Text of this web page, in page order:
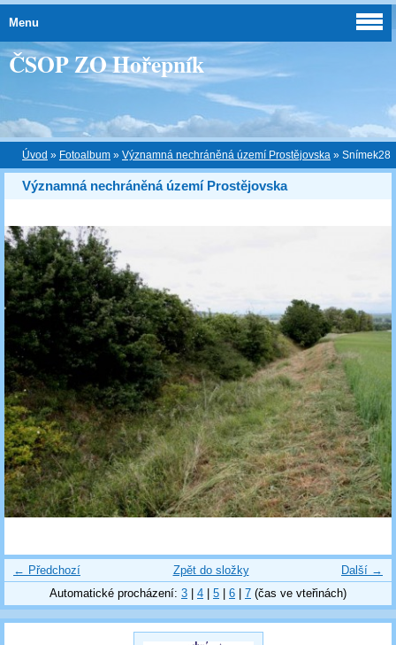
ČSOP ZO Hořepník
Úvod » Fotoalbum » Významná nechráněná území Prostějovska » Snímek28
Významná nechráněná území Prostějovska
← Předchozí Další →
Zpět do složky
Automatické procházení: 3 4 5 6 7 (čas ve vteřinách)
Menu